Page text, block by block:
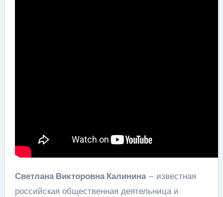
Светлана Викторовна Калинина– известная
российская общественная деятельница и